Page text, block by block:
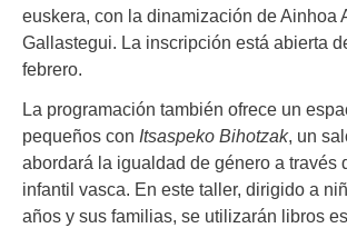
euskera, con la dinamización de Ainhoa
Gallastegui. La inscripción está abierta
febrero.
La programación también ofrece un
pequeños con Itsaspeko Bihotzak, un
abordará la igualdad de género a través
infantil vasca. En este taller, dirigido a
años y sus familias, se utilizarán libros